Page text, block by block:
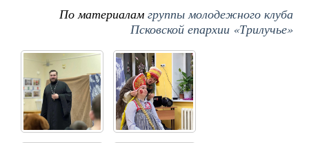
По материаламгруппы молодежного клуба
Псковской епархии «Трилучье»